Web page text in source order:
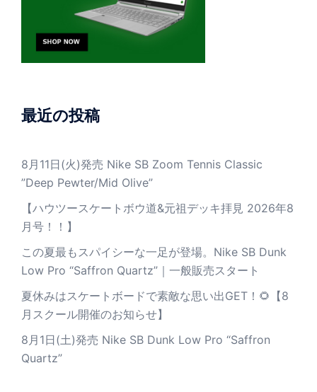
最近の投稿
8月11日(火)発売 Nike SB Zoom Tennis Classic
”Deep Pewter/Mid Olive”
【ハウツースケートボウ道&元祖デッキ拝見 2026年8
月号！！】
この夏最もスパイシーな一足が登場。Nike SB Dunk
Low Pro “Saffron Quartz”｜一般販売スタート
夏休みはスケートボードで素敵な思い出GET！🌻【8
月スクール開催のお知らせ】
8月1日(土)発売 Nike SB Dunk Low Pro “Saffron
Quartz”